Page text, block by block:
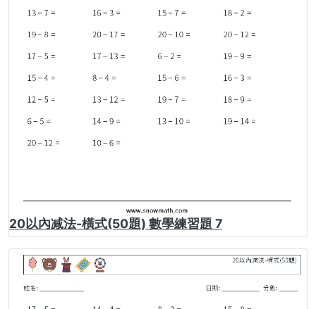
20以內减法-橫式(50題) 數學練習題 7